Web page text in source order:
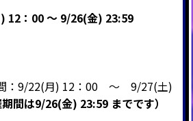
12：00 ～ 9/26(金) 23:59
：9/22(月) 12：00 ～ 9/27(土)
間は9/26(金) 23:59までです）